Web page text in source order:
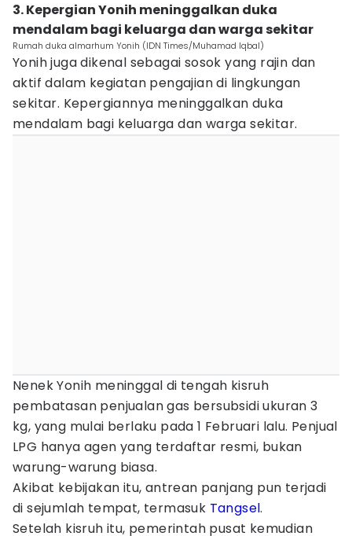
3. Kepergian Yonih meninggalkan duka
mendalam bagi keluarga dan warga sekitar
Rumah duka almarhum Yonih (IDN Times/Muhamad Iqbal)
Yonih juga dikenal sebagai sosok yang rajin dan
aktif dalam kegiatan pengajian di lingkungan
sekitar. Kepergiannya meninggalkan duka
mendalam bagi keluarga dan warga sekitar.
Nenek Yonih meninggal di tengah kisruh
pembatasan penjualan gas bersubsidi ukuran 3
kg, yang mulai berlaku pada 1 Februari lalu. Penjual
LPG hanya agen yang terdaftar resmi, bukan
warung-warung biasa.
Akibat kebijakan itu, antrean panjang pun terjadi
di sejumlah tempat, termasuk Tangsel.
Setelah kisruh itu, pemerintah pusat kemudian